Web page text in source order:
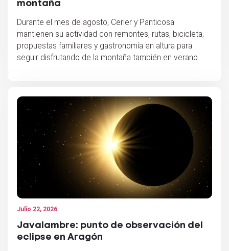
montaña
Durante el mes de agosto, Cerler y Panticosa
mantienen su actividad con remontes, rutas, bicicleta,
propuestas familiares y gastronomía en altura para
seguir disfrutando de la montaña también en verano.
Julio 22, 2026
Javalambre: punto de observación del
eclipse en Aragón